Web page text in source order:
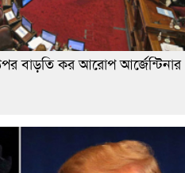
বাড়তি কর আরোপ আর্জেন্টিনার